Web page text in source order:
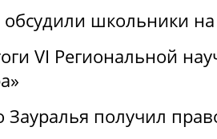
обсудили школьники
VI Региональной
Зауралья получил